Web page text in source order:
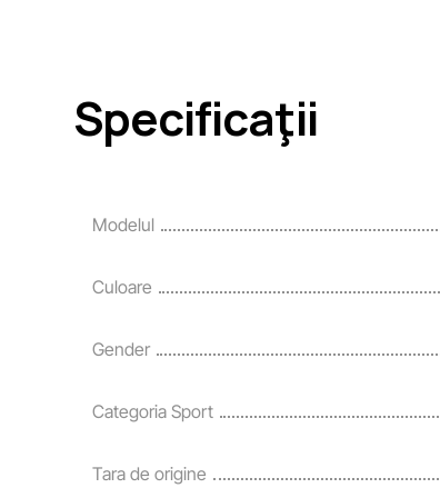
Specificaţii
Modelul
Culoare
Gender
Categoria Sport
Tara de origine